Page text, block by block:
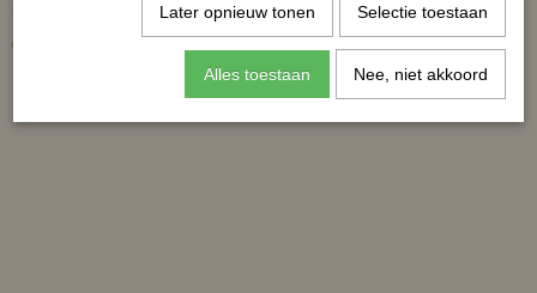
Stijgbeugelriem - zwart leer
€ 29,95
Reparatieset veiligheidsbeugels
€ 4,95
Later opnieuw tonen Selectie toestaan
Alles toestaan Nee, niet akkoord